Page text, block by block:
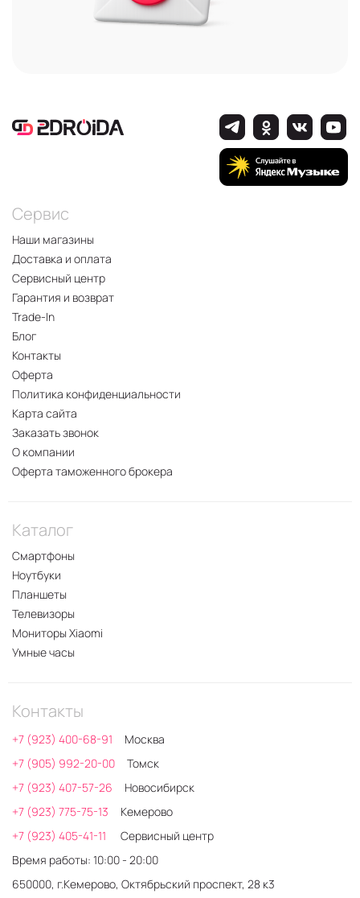
Сервис
Наши магазины
Доставка и оплата
Сервисный центр
Гарантия и возврат
Trade-In
Блог
Контакты
Оферта
Политика конфиденциальности
Карта сайта
Заказать звонок
О компании
Оферта таможенного брокера
Каталог
Смартфоны
Ноутбуки
Планшеты
Телевизоры
Мониторы Xiaomi
Умные часы
Контакты
+7 (923) 400-68-91
Москва
+7 (905) 992-20-00
Томск
+7 (923) 407-57-26
Новосибирск
+7 (923) 775-75-13
Кемерово
+7 (923) 405-41-11
Сервисный центр
Время работы: 10:00 - 20:00
650000, г.Кемерово, Октябрьский проспект, 28 к3